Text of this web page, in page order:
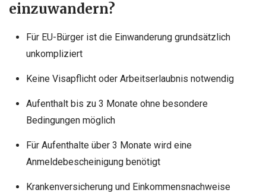
einzuwandern?
Für EU-Bürger ist die Einwanderung grundsätzlich
unkompliziert
Keine Visapflicht oder Arbeitserlaubnis notwendig
Aufenthalt bis zu 3 Monate ohne besondere
Bedingungen möglich
Für Aufenthalte über 3 Monate wird eine
Anmeldebescheinigung benötigt
Krankenversicherung und Einkommensnachweise